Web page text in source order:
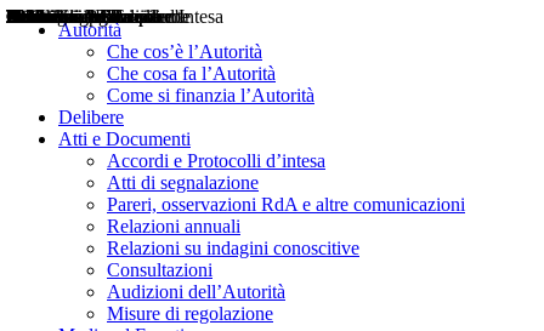
Autorità
Che cos’è l’Autorità
Che cosa fa l’Autorità
Come si finanzia l’Autorità
Delibere
Atti e Documenti
Accordi e Protocolli d’intesa
Atti di segnalazione
Pareri, osservazioni RdA e altre comunicazioni
Relazioni annuali
Relazioni su indagini conoscitive
Consultazioni
Audizioni dell’Autorità
Misure di regolazione
Delibere
Pareri
Consultazioni
Audizioni
Atti di Segnalazione
Accordi e Protocolli d'Intesa
Relazioni annuali
Misure di regolazione
Notizie
Comunicati Stampa
Bollettini ART
Convegni ART
Interviste del Presidente
Articoli in primo piano
Interventi del Presidente
2004
2005
2010
2013
2014
2015
2016
2017
2018
2019
202
2020
2021
2022
2023
2024
2025
2026
Aereo
Marittimo
Terrestre